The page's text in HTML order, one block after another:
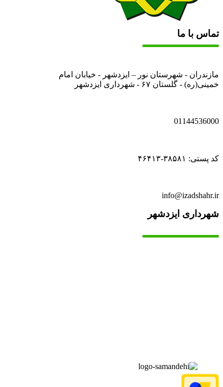
تماس با ما
مازندران - شهرستان نور – ایزدشهر - خیابان امام
خمینی(ره) - گلستان ۶۷ - شهرداری ایزدشهر
01144536000
کد پستی: ۳۸۵۸۱-۴۶۴۱۳
info@izadshahr.ir
شهرداری ایزدشهر